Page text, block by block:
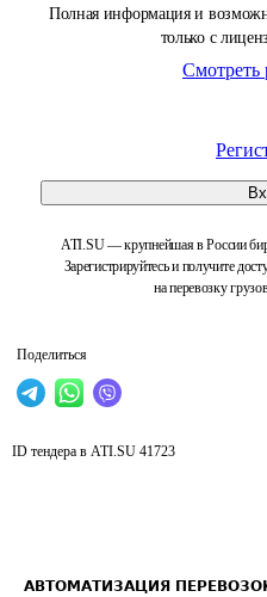
Полная информация и
только с
Смотреть
ATI.SU — крупнейшая в России
Зарегистрируйтесь и получите
на перевозку
Поделиться
ID тендера в ATI.SU 41723
АВТОМАТИЗАЦИЯ